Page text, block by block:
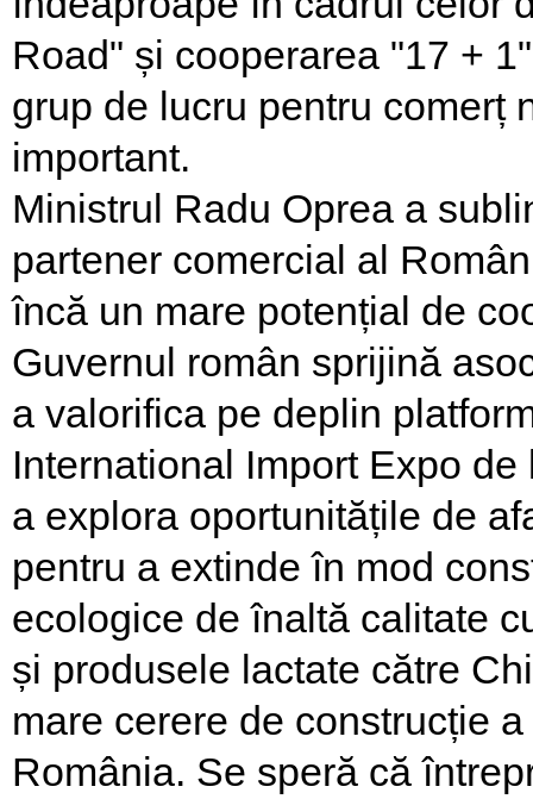
Road" și cooperarea "17 +
grup de lucru pentru comerț
important.
Ministrul Radu Oprea a
partener comercial al
încă un mare potențial de
Guvernul român sprijină
a valorifica pe deplin
International Import Expo
a explora oportunitățile de
pentru a extinde în mod
ecologice de înaltă calitate
și produsele lactate către
mare cerere de construcție
România. Se speră că